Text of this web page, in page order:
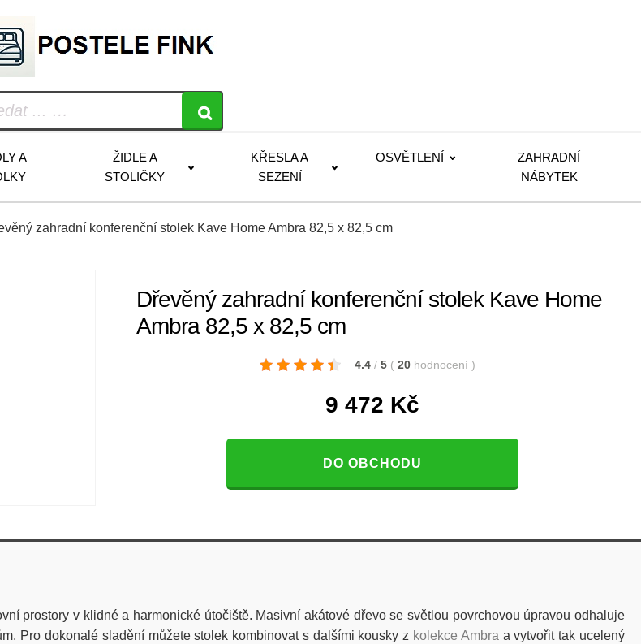
A
ŽIDLE A
STOLIČKY
KŘESLA A
SEZENÍ
OSVĚTLENÍ
ZAHRADNÍ
NÁBYTEK
zahradní konferenční stolek Kave Home Ambra 82,5 x 82,5 cm
Dřevěný zahradní konferenční stolek Kave Home
Ambra 82,5 x 82,5 cm
4.4 / 5 ( 20 hodnocení )
9 472 Kč
DO OBCHODU
prostory v klidné a harmonické útočiště. Masivní akátové dřevo se světlou povrchovou úpravou odhaluje
Pro dokonalé sladění můžete stolek kombinovat s dalšími kousky z kolekce Ambra a vytvořit tak ucelený